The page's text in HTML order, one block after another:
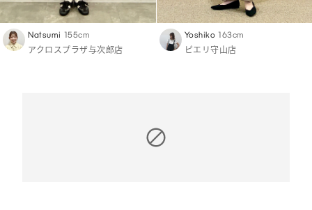
Natsumi 155cm
アクロスプラザ与次郎店
Yoshiko 163cm
ピエリ守山店